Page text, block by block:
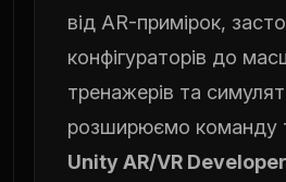
від AR-примірок,
конфігураторів до
тренажерів та
розширюємо команду
Unity AR/VR Developer